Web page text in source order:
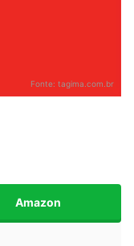
Fonte: tagima.com.br
Amazon